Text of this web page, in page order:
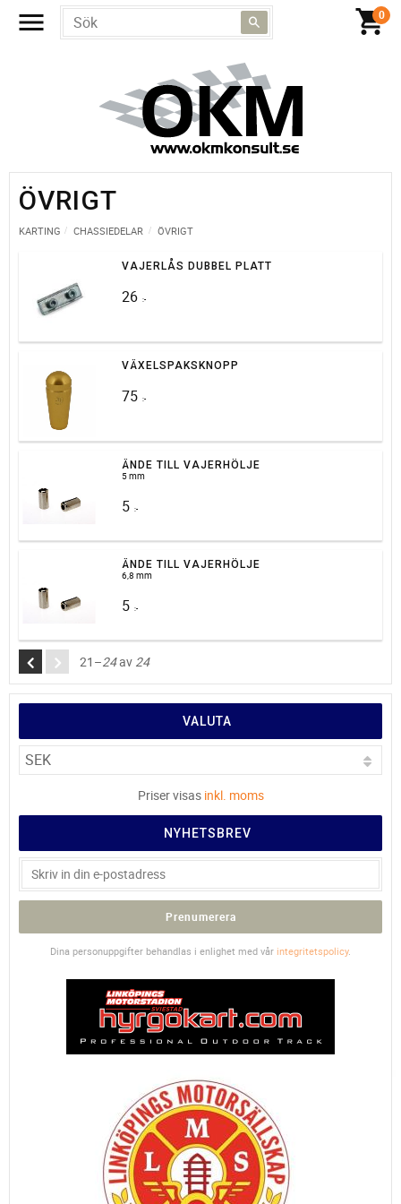
ÖVRIGT
KARTING CHASSIEDELAR ÖVRIGT
VAJERLÅS DUBBEL PLATT
26 :-
VÄXELSPAKSKNOPP
75 :-
ÄNDE TILL VAJERHÖLJE
5 mm
5 :-
ÄNDE TILL VAJERHÖLJE
6,8 mm
5 :-
21–24av 24
VALUTA
Priser visas inkl. moms
NYHETSBREV
Prenumerera
Dina personuppgifter behandlas i enlighet med vår integritetspolicy.